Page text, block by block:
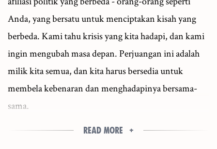
Anda, yang bersatu untuk menciptakan kisah yang
berbeda. Kami tahu krisis yang kita hadapi, dan kami
ingin mengubah masa depan. Perjuangan ini adalah
milik kita semua, dan kita harus bersedia untuk
membela kebenaran dan menghadapinya bersama-
sama.
Read more